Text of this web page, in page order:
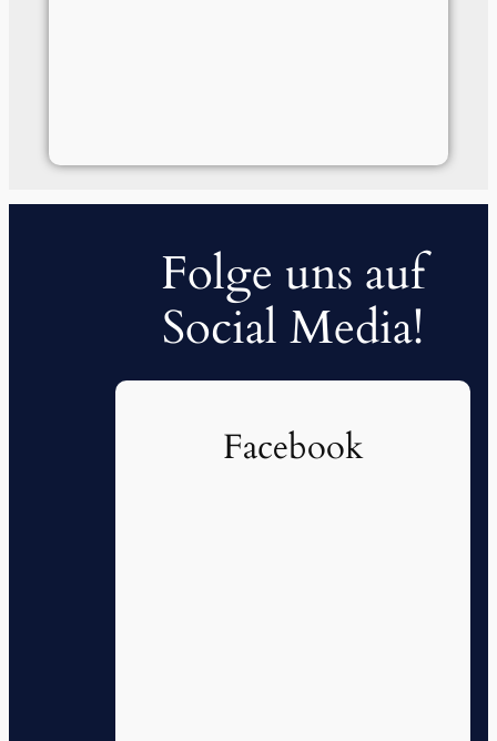
Folge uns auf
Social Media!
Facebook